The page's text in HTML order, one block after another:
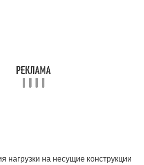
на несущие конструкции